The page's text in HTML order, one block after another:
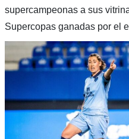
supercampeonas a sus
Supercopas ganadas por el